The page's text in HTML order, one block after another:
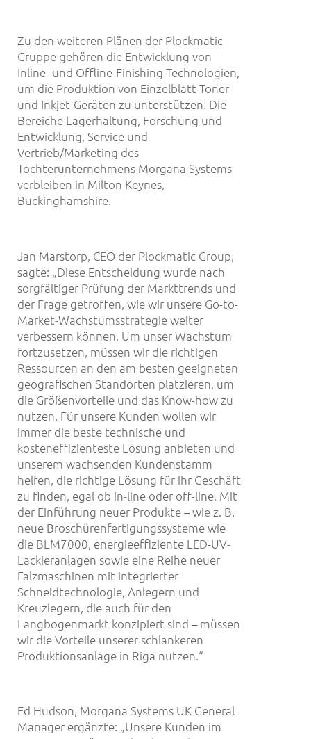
Zu den weiteren Plänen der Plockmatic
Gruppe gehören die Entwicklung von
Inline- und Offline-Finishing-Technologien,
um die Produktion von Einzelblatt-Toner-
und Inkjet-Geräten zu unterstützen. Die
Bereiche Lagerhaltung, Forschung und
Entwicklung, Service und
Vertrieb/Marketing des
Tochterunternehmens Morgana Systems
verbleiben in Milton Keynes,
Buckinghamshire.
Jan Marstorp, CEO der Plockmatic Group,
sagte: „Diese Entscheidung wurde nach
sorgfältiger Prüfung der Markttrends und
der Frage getroffen, wie wir unsere Go-to-
Market-Wachstumsstrategie weiter
verbessern können. Um unser Wachstum
fortzusetzen, müssen wir die richtigen
Ressourcen an den am besten geeigneten
geografischen Standorten platzieren, um
die Größenvorteile und das Know-how zu
nutzen. Für unsere Kunden wollen wir
immer die beste technische und
kosteneffizienteste Lösung anbieten und
unserem wachsenden Kundenstamm
helfen, die richtige Lösung für ihr Geschäft
zu finden, egal ob in-line oder off-line. Mit
der Einführung neuer Produkte – wie z. B.
neue Broschürenfertigungssysteme wie
die BLM7000, energieeffiziente LED-UV-
Lackieranlagen sowie eine Reihe neuer
Falzmaschinen mit integrierter
Schneidtechnologie, Anlegern und
Kreuzlegern, die auch für den
Langbogenmarkt konzipiert sind – müssen
wir die Vorteile unserer schlankeren
Produktionsanlage in Riga nutzen.“
Ed Hudson, Morgana Systems UK General
Manager ergänzte: „Unsere Kunden im